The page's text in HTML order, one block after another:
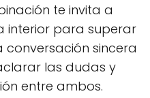
te invita a
interior para superar
conversación sincera
las dudas y
entre ambos.